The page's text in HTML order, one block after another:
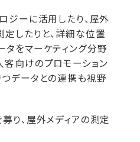
ジーに活用したり、屋外
したりと、詳細な位置
をマーケティング分野
客向けのプロモーション
データとの連携も視野
り、屋外メディアの測定